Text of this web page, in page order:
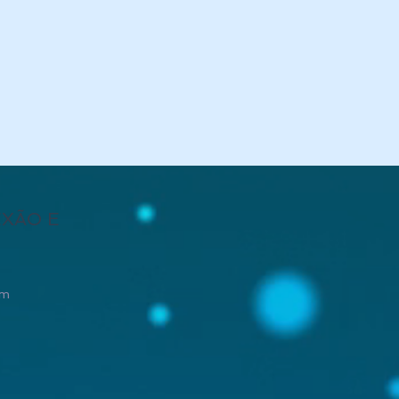
na Casa de
e amor, uma
para curas,
ressentimento,
fundamentais para
acessar livremente
E